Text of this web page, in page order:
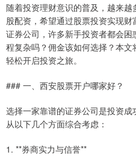
随着投资理财意识的普及，越来
股配资，希望通过股票投资实现
证券公司，许多新手投资者都会
程复杂吗？佣金该如何选择？本
轻松开启投资之旅。
### 一、西安股票开户哪家好？
选择一家靠谱的证券公司是投资
从以下几个方面综合考虑：
1. **券商实力与信誉**